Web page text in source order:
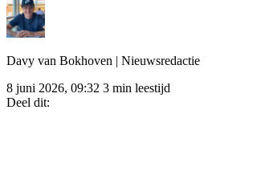
Davy van Bokhoven | Nieuwsredactie
8 juni 2026, 09:32 3 min leestijd
Deel dit: